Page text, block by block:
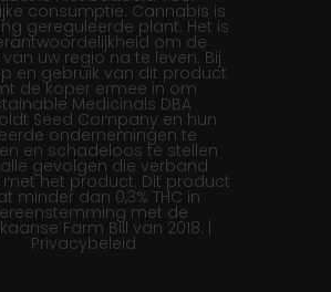
consumptie. Cannabis is
gereguleerde plant. Het is
om de
uw regio na te leven. Bij
en gebruik van dit product
de koper ermee in om
Medicinals DBA
Seed Company en hun
ondernemingen te
en schadeloos te stellen
gevolgen die verband
het product. Dit product
minder dan 0,3% THC in
met de
Farm Bill van 2018. |
Privacybeleid